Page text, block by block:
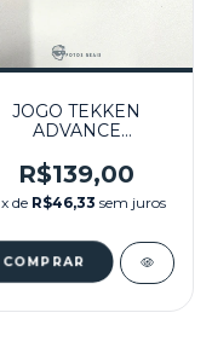
JOGO TEKKEN
ADVANCE
R$139,00
x de R$46,33 sem juros